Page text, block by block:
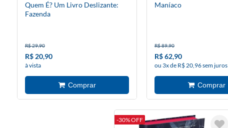
Quem É? Um Livro Deslizante:
Fazenda
R$ 29,90
R$ 20,90
à vista
Maníaco
R$ 89,90
R$ 62,90
ou 3x de R$ 20,96 sem juros
-30% OFF